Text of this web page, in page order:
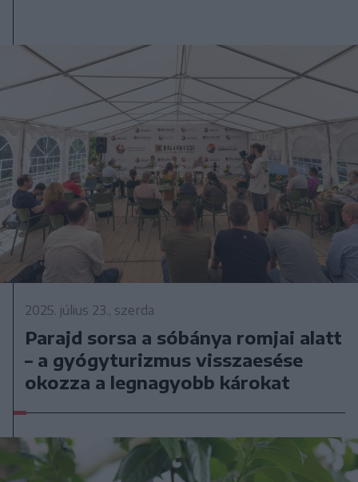
2025. július 23., szerda
Parajd sorsa a sóbánya romjai alatt
– a gyógyturizmus visszaesése
okozza a legnagyobb károkat